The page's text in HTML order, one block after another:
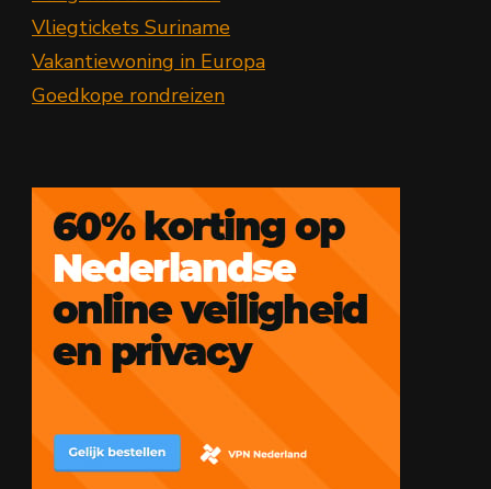
Vliegtickets Suriname
Vakantiewoning in Europa
Goedkope rondreizen